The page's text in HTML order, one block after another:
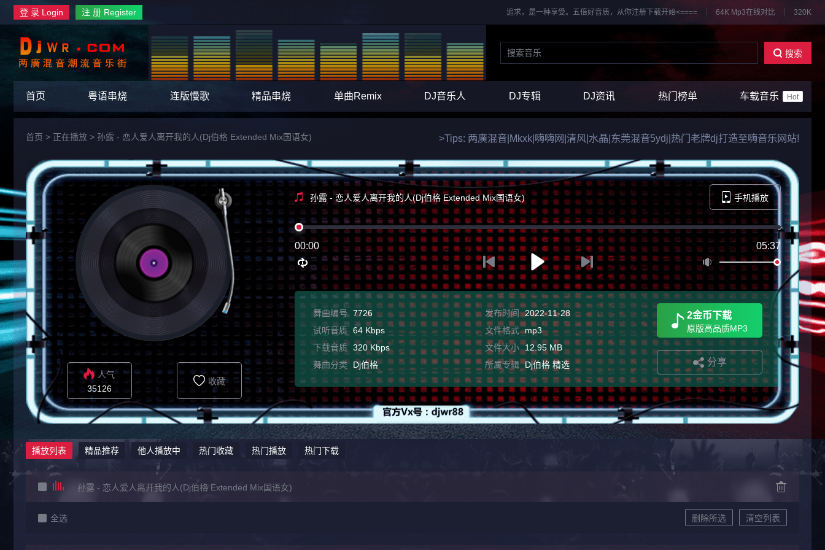
登 录 Login 注 册 Register 追求，是一种享受。五倍好音质，从你注册下载开始<==== 64K Mp3在线对比 320K
搜索
首页 粤语串烧 连版慢歌 精品串烧 单曲Remix DJ音乐人 DJ专辑 DJ资讯 热门榜单 车载音乐 Hot
首页 > 正在播放 > 孙露 - 恋人爱人离开我的人(Dj伯格 Extended Mix国语女) >Tips: 两廣混音|Mkxk|嗨嗨网|清风|水晶|东莞混音5ydj|热门老牌dj打造至嗨音乐网站!
人气
35126
收藏
孙露 - 恋人爱人离开我的人(Dj伯格 Extended Mix国语女) 手机播放
00:00 05:37
舞曲编号 7726 发布时间 2022-11-28
试听音质 64 Kbps 文件格式 mp3
下载音质 320 Kbps 文件大小 12.95 MB
舞曲分类 Dj伯格 所属专辑 Dj伯格 精选
2金币下载
原版高品质MP3
分享
播放列表 精品推荐 他人播放中 热门收藏 热门播放 热门下载
孙露 - 恋人爱人离开我的人(Dj伯格 Extended Mix国语女)
全选 删除所选 清空列表